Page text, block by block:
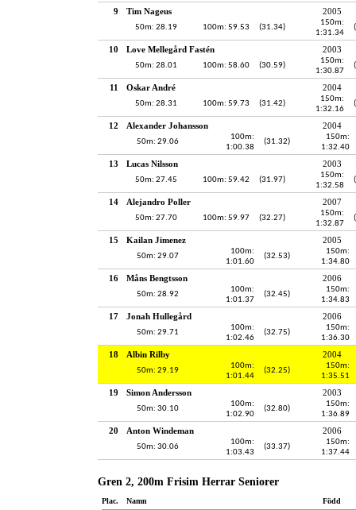
9 Tim Nageus 2005
50m: 28.19 100m: 59.53 (31.34)
150m:
1:31.34
10 Love Mellegård Fastén 2003
50m: 28.01 100m: 58.60 (30.59)
150m:
1:30.87
11 Oskar André 2004
50m: 28.31 100m: 59.73 (31.42)
150m:
1:32.16
12 Alexander Johansson 2004
50m: 29.06
100m:
1:00.38
(31.32)
150m:
1:32.40
13 Lucas Nilsson 2003
50m: 27.45 100m: 59.42 (31.97)
150m:
1:32.58
14 Alejandro Poller 2007
50m: 27.70 100m: 59.97 (32.27)
150m:
1:32.87
15 Kailan Jimenez 2005
50m: 29.07
100m:
1:01.60
(32.53)
150m:
1:34.80
16 Måns Bengtsson 2006
50m: 28.92
100m:
1:01.37
(32.45)
150m:
1:34.83
17 Jonah Hullegård 2006
50m: 29.71
100m:
1:02.46
(32.75)
150m:
1:36.30
18 Albin Rilby 2004
50m: 29.19
100m:
1:01.44
(32.25)
150m:
1:35.51
19 Simon Andersson 2003
50m: 30.10
100m:
1:02.90
(32.80)
150m:
1:36.89
20 Anton Windeman 2006
50m: 30.06
100m:
1:03.43
(33.37)
150m:
1:37.44
Gren 2, 200m Frisim Herrar Seniorer
Plac. Namn Född